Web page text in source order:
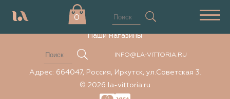
0
Элемент не найден
Наши магазины
INFO@LA-VITTORIA.RU
Адрес: 664047, Россия, Иркутск, ул.Советская 3.
© 2026 la-vittoria.ru